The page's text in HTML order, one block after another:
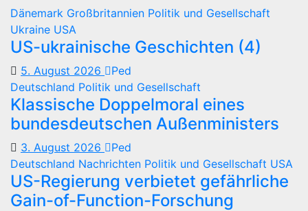
Dänemark Großbritannien Politik und Gesellschaft
Ukraine USA
US-ukrainische Geschichten (4)
5. August 2026
Ped
Deutschland Politik und Gesellschaft
Klassische Doppelmoral eines
bundesdeutschen Außenministers
3. August 2026
Ped
Deutschland Nachrichten Politik und Gesellschaft USA
US-Regierung verbietet gefährliche
Gain-of-Function-Forschung